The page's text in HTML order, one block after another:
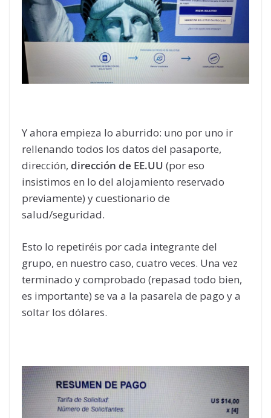
Y ahora empieza lo aburrido: uno por uno ir
rellenando todos los datos del pasaporte,
dirección, dirección de EE.UU (por eso
insistimos en lo del alojamiento reservado
previamente) y cuestionario de
salud/seguridad.
Esto lo repetiréis por cada integrante del
grupo, en nuestro caso, cuatro veces. Una vez
terminado y comprobado (repasad todo bien,
es importante) se va a la pasarela de pago y a
soltar los dólares.